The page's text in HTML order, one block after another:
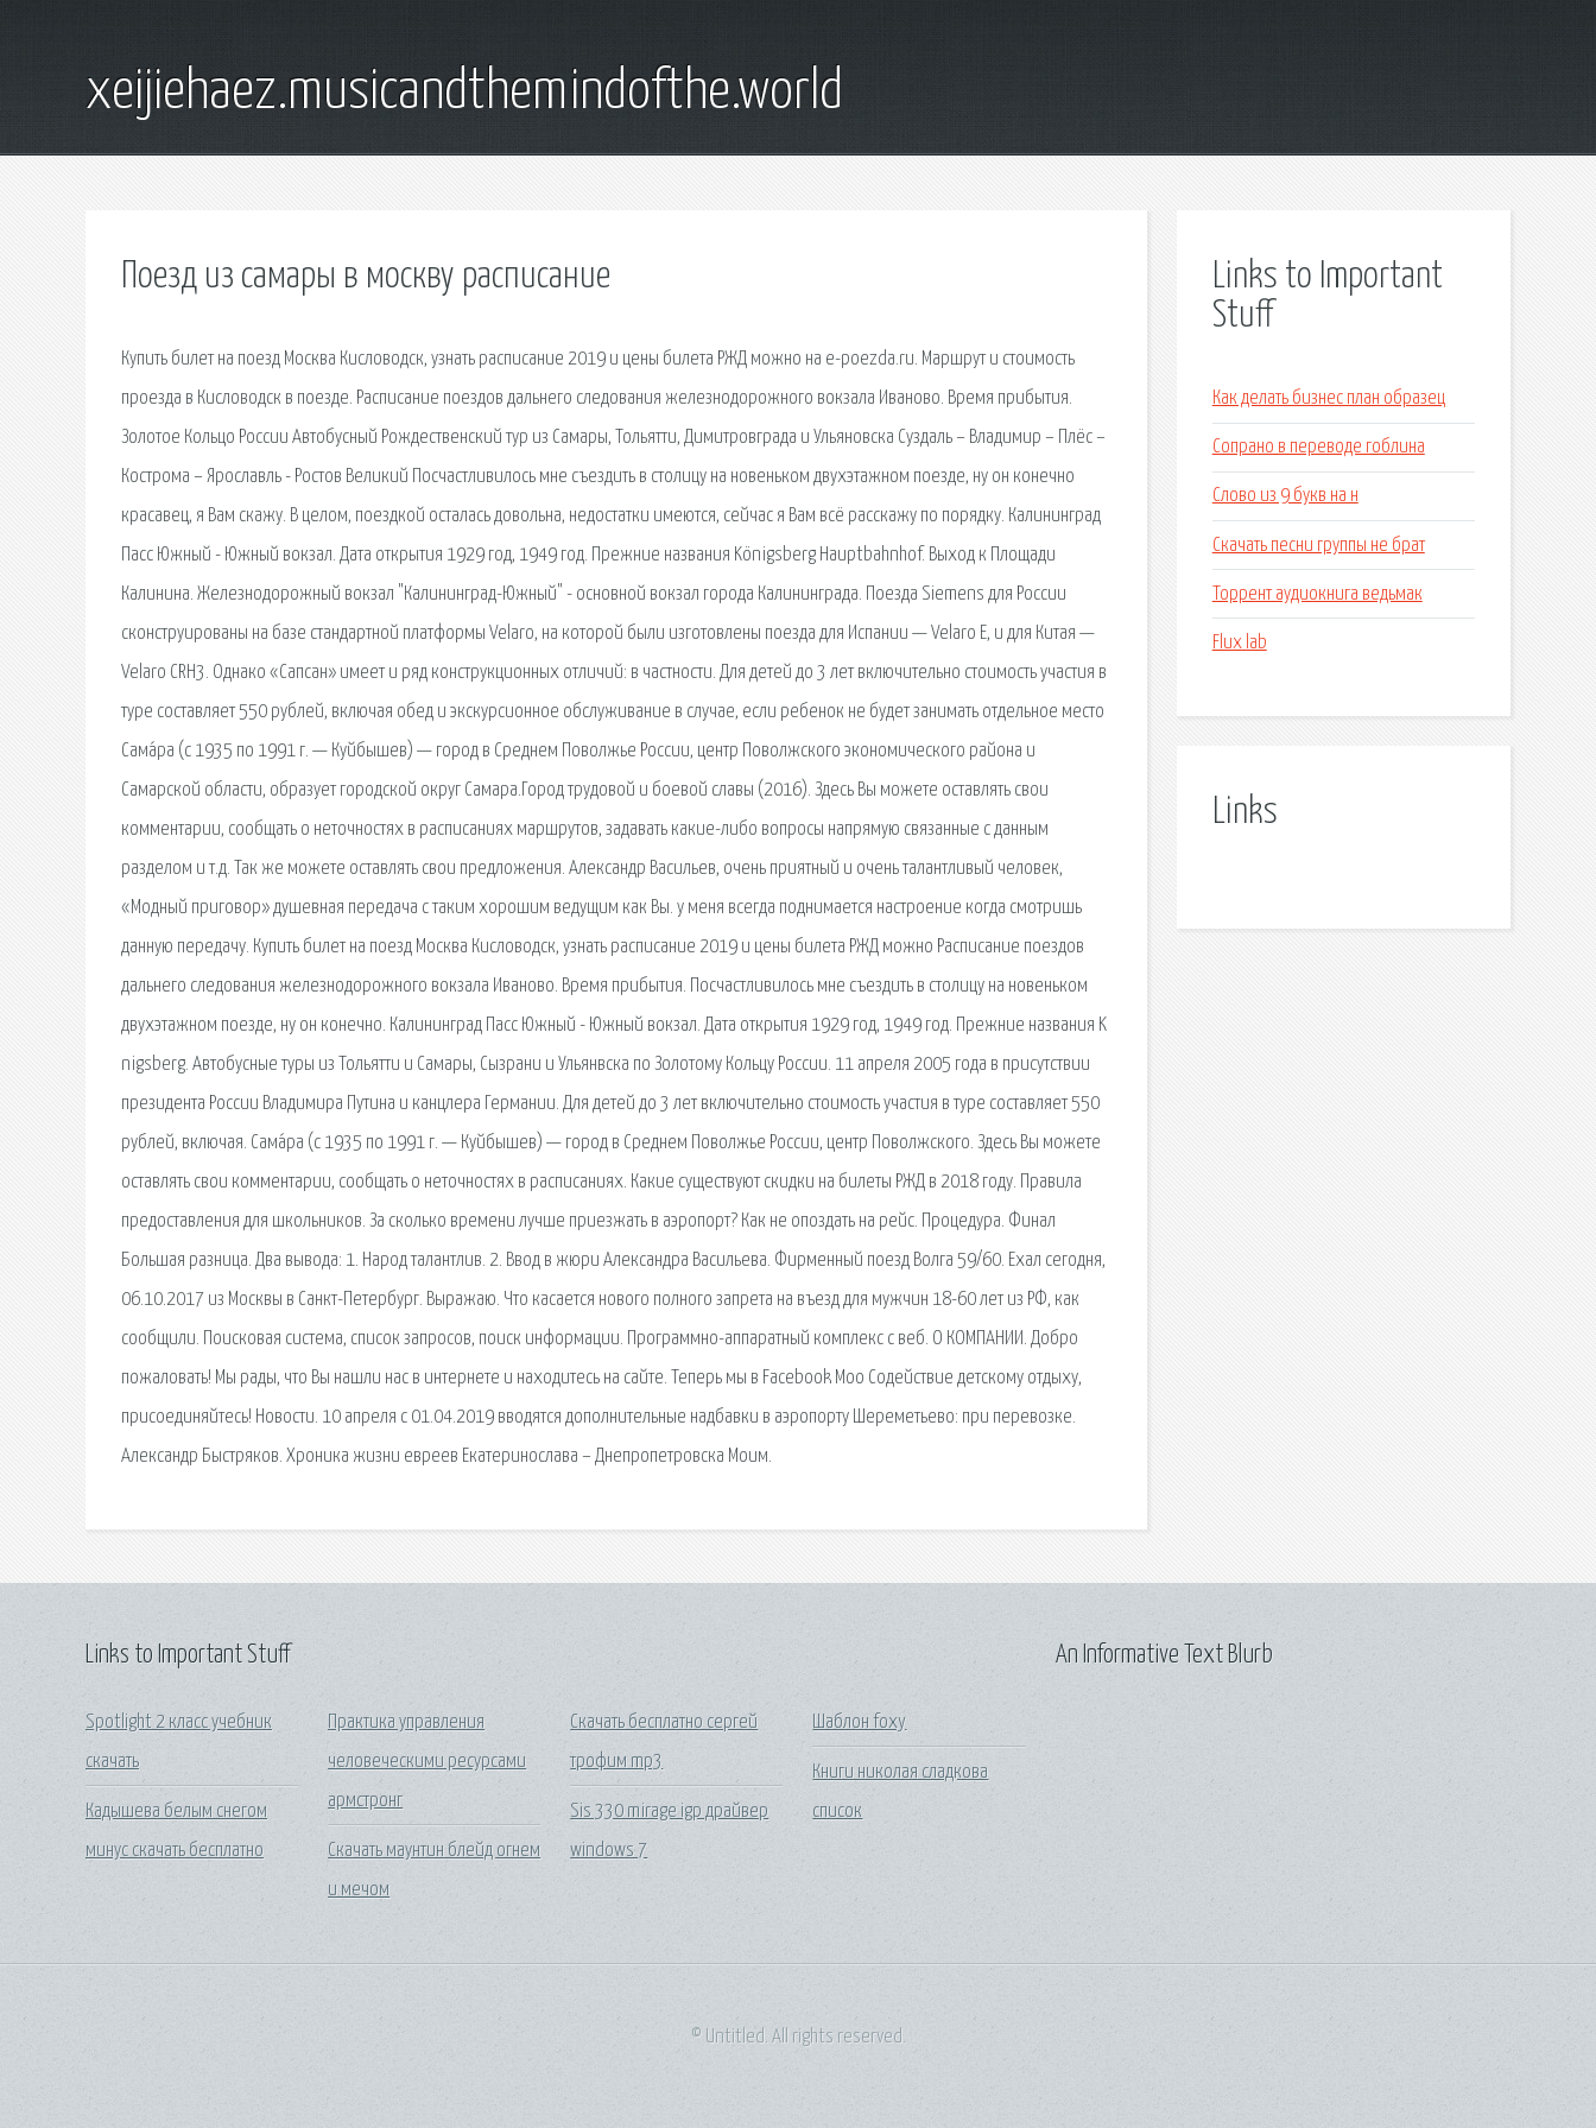
xeijiehaez.musicandthemindofthe.world
Поезд из самары в москву расписание
Купить билет на поезд Москва Кисловодск, узнать расписание 2019 и цены билета РЖД можно на e-poezda.ru. Маршрут и стоимость
проезда в Кисловодск в поезде. Расписание поездов дальнего следования железнодорожного вокзала Иваново. Время прибытия.
Золотое Кольцо России Автобусный Рождественский тур из Самары, Тольятти, Димитровграда и Ульяновска Суздаль – Владимир – Плёс –
Кострома – Ярославль - Ростов Великий Посчастливилось мне съездить в столицу на новеньком двухэтажном поезде, ну он конечно
красавец, я Вам скажу. В целом, поездкой осталась довольна, недостатки имеются, сейчас я Вам всё расскажу по порядку. Калининград
Пасс Южный - Южный вокзал. Дата открытия 1929 год, 1949 год. Прежние названия Königsberg Hauptbahnhof. Выход к Площади
Калинина. Железнодорожный вокзал "Калининград-Южный" - основной вокзал города Калининграда. Поезда Siemens для России
сконструированы на базе стандартной платформы Velaro, на которой были изготовлены поезда для Испании — Velaro E, и для Китая —
Velaro CRH3. Однако «Сапсан» имеет и ряд конструкционных отличий: в частности. Для детей до 3 лет включительно стоимость участия в
туре составляет 550 рублей, включая обед и экскурсионное обслуживание в случае, если ребенок не будет занимать отдельное место
Сама́ра (с 1935 по 1991 г. — Куйбышев) — город в Среднем Поволжье России, центр Поволжского экономического района и
Самарской области, образует городской округ Самара.Город трудовой и боевой славы (2016). Здесь Вы можете оставлять свои
комментарии, сообщать о неточностях в расписаниях маршрутов, задавать какие-либо вопросы напрямую связанные с данным
разделом и т.д. Так же можете оставлять свои предложения. Александр Васильев, очень приятный и очень талантливый человек,
«Модный приговор» душевная передача с таким хорошим ведущим как Вы. у меня всегда поднимается настроение когда смотришь
данную передачу. Купить билет на поезд Москва Кисловодск, узнать расписание 2019 и цены билета РЖД можно Расписание поездов
дальнего следования железнодорожного вокзала Иваново. Время прибытия. Посчастливилось мне съездить в столицу на новеньком
двухэтажном поезде, ну он конечно. Калининград Пасс Южный - Южный вокзал. Дата открытия 1929 год, 1949 год. Прежние названия K
nigsberg. Автобусные туры из Тольятти и Самары, Сызрани и Ульянвска по Золотому Кольцу России. 11 апреля 2005 года в присутствии
президента России Владимира Путина и канцлера Германии. Для детей до 3 лет включительно стоимость участия в туре составляет 550
рублей, включая. Сама́ра (с 1935 по 1991 г. — Куйбышев) — город в Среднем Поволжье России, центр Поволжского. Здесь Вы можете
оставлять свои комментарии, сообщать о неточностях в расписаниях. Какие существуют скидки на билеты РЖД в 2018 году. Правила
предоставления для школьников. За сколько времени лучше приезжать в аэропорт? Как не опоздать на рейс. Процедура. Финал
Большая разница. Два вывода: 1. Народ талантлив. 2. Ввод в жюри Александра Васильева. Фирменный поезд Волга 59/60. Ехал сегодня,
06.10.2017 из Москвы в Санкт-Петербург. Выражаю. Что касается нового полного запрета на въезд для мужчин 18-60 лет из РФ, как
сообщили. Поисковая сиcтема, список запросов, поиск информации. Программно-аппаратный комплекс с веб. О КОМПАНИИ. Добро
пожаловать! Мы рады, что Вы нашли нас в интернете и находитесь на сайте. Теперь мы в Facebook Моо Содействие детскому отдыху,
присоединяйтесь! Новости. 10 апреля с 01.04.2019 вводятся дополнительные надбавки в аэропорту Шереметьево: при перевозке.
Александр Быстряков. Хроника жизни евреев Екатеринослава – Днепропетровска Моим.
Links to Important
Stuff
Как делать бизнес план образец
Сопрано в переводе гоблина
Слово из 9 букв на н
Скачать песни группы не брат
Торрент аудиокнига ведьмак
Flux lab
Links
Links to Important Stuff
Spotlight 2 класс учебник
скачать
Кадышева белым снегом
минус скачать бесплатно
Практика управления
человеческими ресурсами
армстронг
Скачать маунтин блейд огнем
и мечом
Скачать бесплатно сергей
трофим mp3
Sis 330 mirage igp драйвер
windows 7
Шаблон foxy
Книги николая сладкова
список
An Informative Text Blurb
© Untitled. All rights reserved.